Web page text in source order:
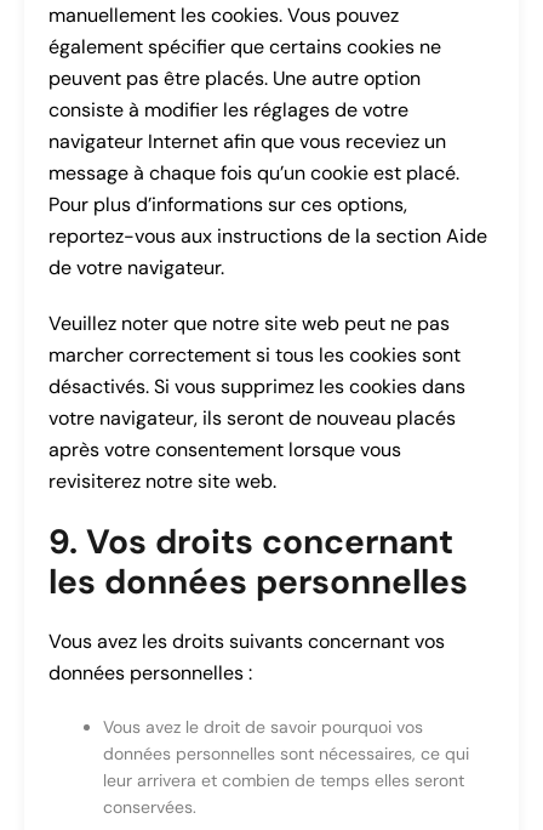
manuellement les cookies. Vous pouvez
également spécifier que certains cookies ne
peuvent pas être placés. Une autre option
consiste à modifier les réglages de votre
navigateur Internet afin que vous receviez un
message à chaque fois qu’un cookie est placé.
Pour plus d’informations sur ces options,
reportez-vous aux instructions de la section Aide
de votre navigateur.
Veuillez noter que notre site web peut ne pas
marcher correctement si tous les cookies sont
désactivés. Si vous supprimez les cookies dans
votre navigateur, ils seront de nouveau placés
après votre consentement lorsque vous
revisiterez notre site web.
9. Vos droits concernant
les données personnelles
Vous avez les droits suivants concernant vos
données personnelles :
Vous avez le droit de savoir pourquoi vos
données personnelles sont nécessaires, ce qui
leur arrivera et combien de temps elles seront
conservées.